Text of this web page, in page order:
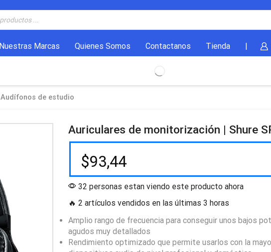
Nuestras Marcas Quienes Somos Contactanos Tienda
Audífonos de estudio
Auriculares de monitorización | Shure
$93,44
32 personas estan viendo este producto ahora
🔥 2 artículos vendidos en las últimas 3 horas
Amplio rango de frecuencia para conseguir unos bajos
agudos muy detallados
Rendimiento optimizado que permite usarlos con la